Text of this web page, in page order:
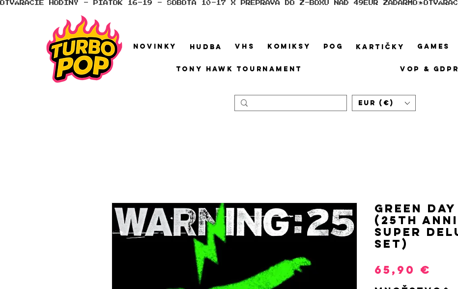
OTVÁRACIE HODINY - PIATOK 16-19 - SOBOTA 10-17 X PREPRAVA DO Z-BOXU NAD 49EUR ZADARMO
NOVINKY HUDBA VHS KOMIKSY POG KARTIČKY GAMES
TONY HAWK TOURNAMENT VOP &
EUR (€)
Green
(25th
Super
Set)
65,90 €